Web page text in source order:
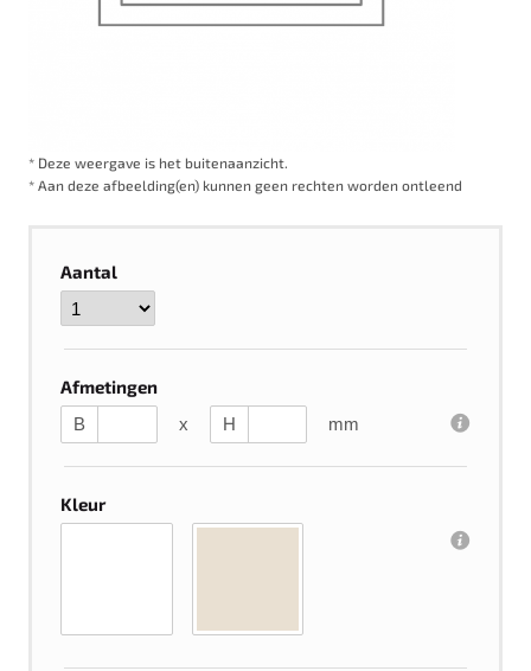
* Deze weergave is het buitenaanzicht.
* Aan deze afbeelding(en) kunnen geen rechten worden ontleend
Aantal
Afmetingen
B x H mm
Kleur